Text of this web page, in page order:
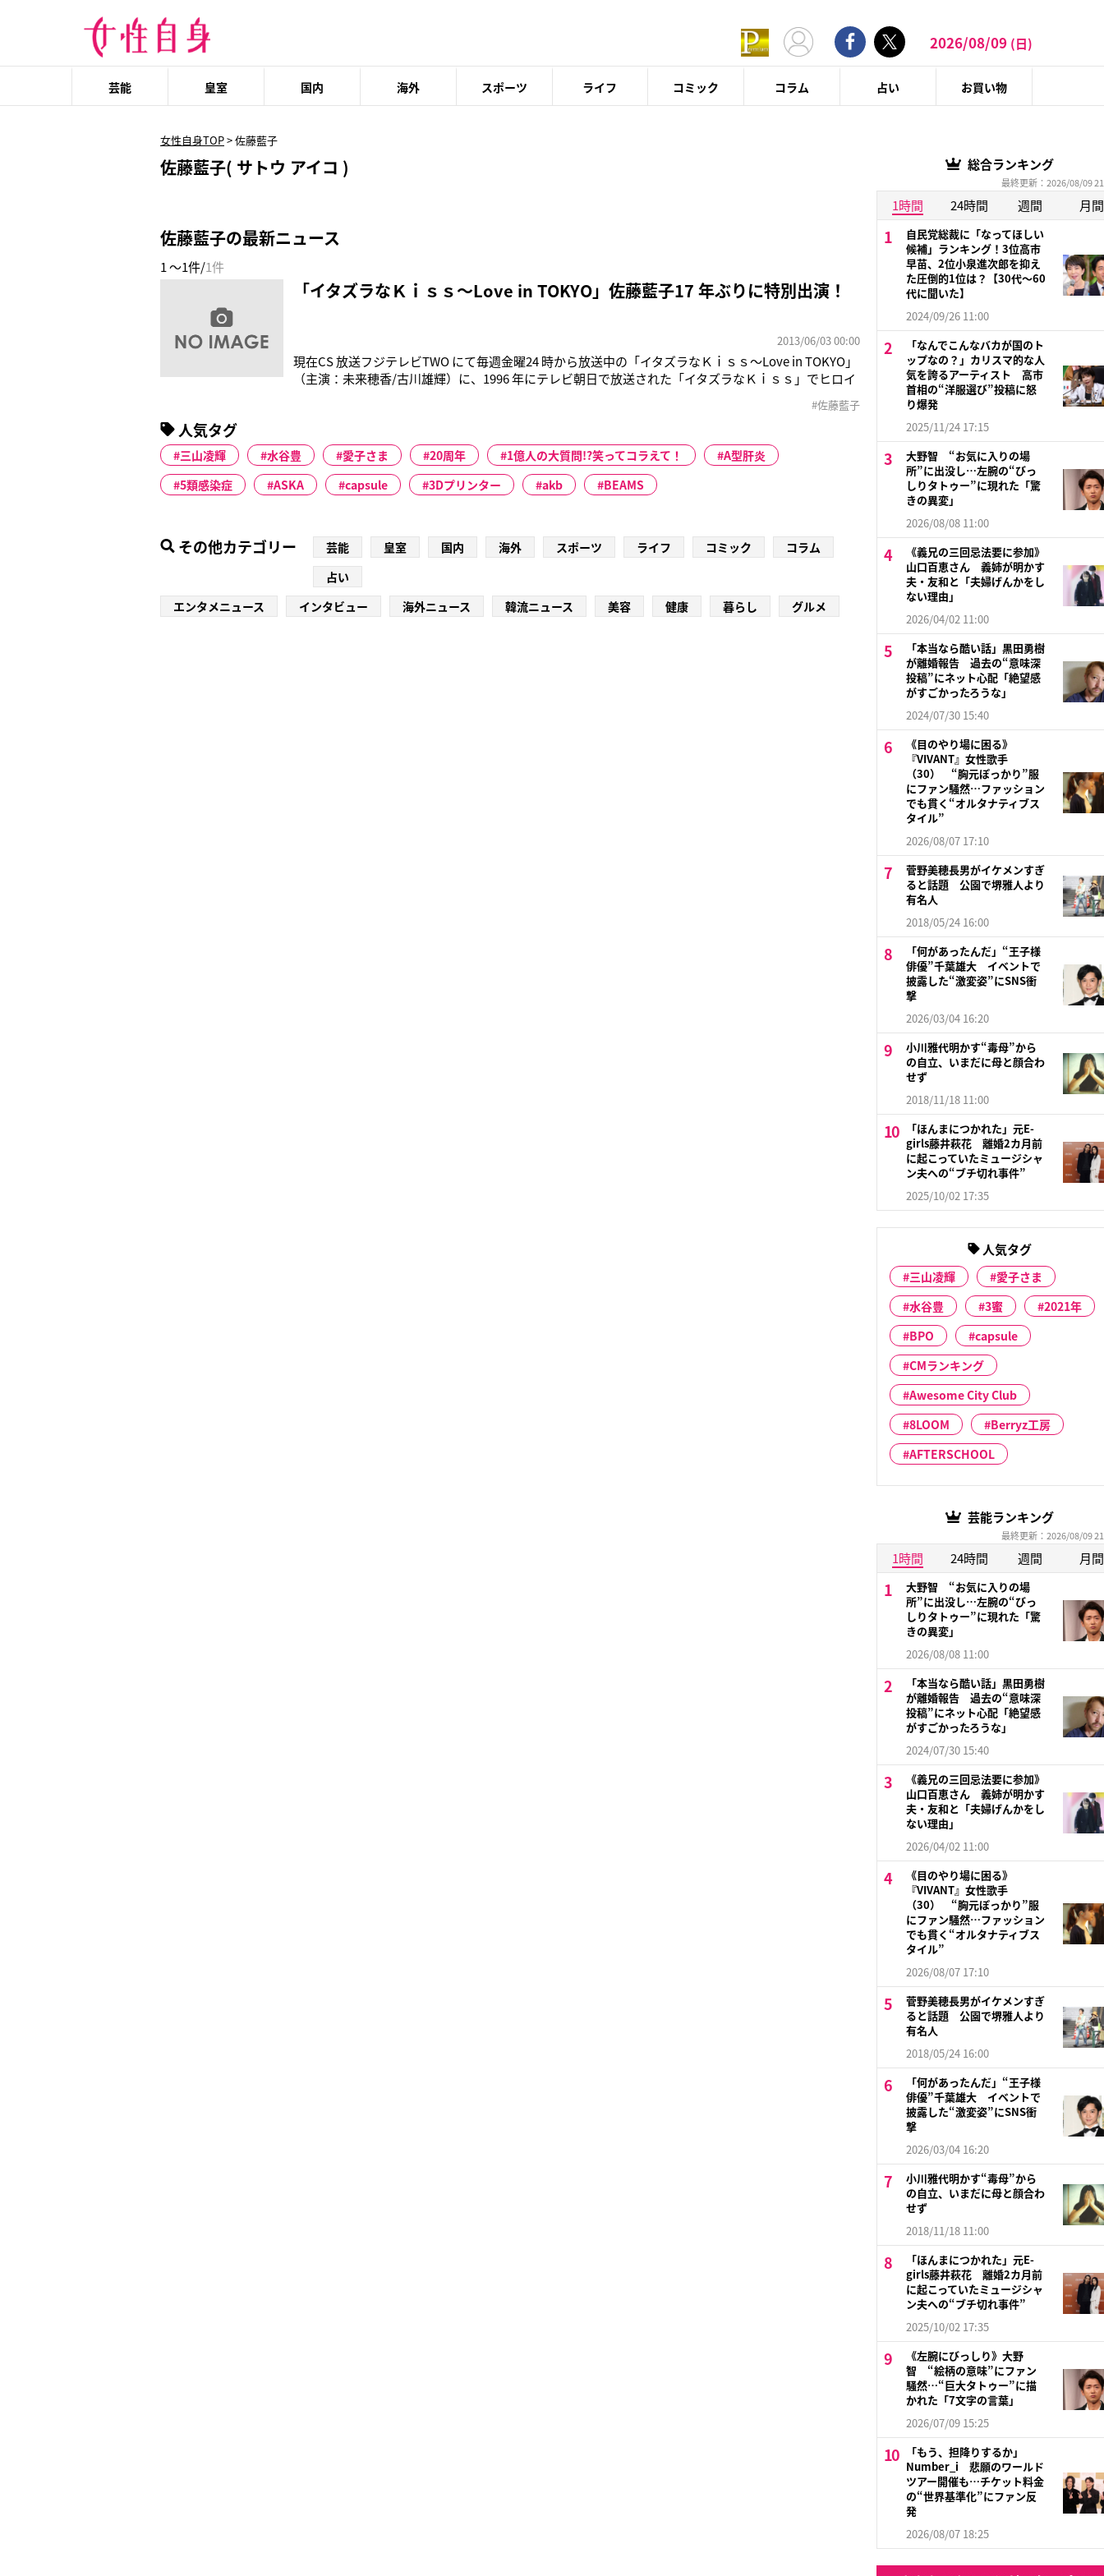
2026/08/09 (日)
芸能 皇室 国内 海外 スポーツ ライフ コミック コラム 占い お買い物
女性自身TOP>佐藤藍子
佐藤藍子( サトウ アイコ )
佐藤藍子の最新ニュース
1 ～1件/1件
「イタズラなＫｉｓｓ～Love in TOKYO」佐藤藍子17 年ぶりに特別出演！
2013/06/03 00:00
現在CS 放送フジテレビTWO にて毎週金曜24 時から放送中の「イタズラなＫｉｓｓ～Love in TOKYO」
（主演：未来穂香/古川雄輝）に、1996 年にテレビ朝日で放送された「イタズラなＫｉｓｓ」でヒロイ
おる原作の累計発行部数約3,000 万部を誇る日本の大ヒット少女漫画で、これまでに日本・台湾・韓
#佐藤藍子
人気タグ
三山凌輝 水谷豊 愛子さま 20周年 1億人の大質問!?笑ってコラえて！
A型肝炎
5類感染症
ASKA capsule 3Dプリンター akb BEAMS
その他カテゴリー 芸能 皇室 国内 海外 スポーツ ライフ コミック
コラム
占い
エンタメニュース
インタビュー 海外ニュース 韓流ニュース 美容 健康 暮らし グルメ
総合ランキング
最終更新：2026/08/09
1時間 24時間 週間 月間
自民党総裁に「なってほしい
候補」ランキング！3位高市
早苗、2位小泉進次郎を抑え
た圧倒的1位は？【30代〜60
代に聞いた】
2024/09/26 11:00
「なんでこんなバカが国のト
ップなの？」カリスマ的な人
気を誇るアーティスト 高市
首相の“洋服選び”投稿に怒
り爆発
2025/11/24 17:15
大野智 “お気に入りの場
所”に出没し…左腕の“びっ
しりタトゥー”に現れた「驚
きの異変」
2026/08/08 11:00
《義兄の三回忌法要に参加》
山口百恵さん 義姉が明かす
夫・友和と「夫婦げんかをし
ない理由」
2026/04/02 11:00
「本当なら酷い話」黒田勇樹
が離婚報告 過去の“意味深
投稿”にネット心配「絶望感
がすごかったろうな」
2024/07/30 15:40
《目のやり場に困る》
『VIVANT』女性歌手
（30） “胸元ぽっかり”服
にファン騒然…ファッション
でも貫く“オルタナティブス
タイル”
2026/08/07 17:10
菅野美穂長男がイケメンすぎ
ると話題 公園で堺雅人より
有名人
2018/05/24 16:00
「何があったんだ」“王子様
俳優”千葉雄大 イベントで
披露した“激変姿”にSNS衝
撃
2026/03/04 16:20
小川雅代明かす“毒母”から
の自立、いまだに母と顔合わ
せず
2018/11/18 11:00
「ほんまにつかれた」元E-
girls藤井萩花 離婚2カ月前
に起こっていたミュージシャ
ン夫への“ブチ切れ事件”
2025/10/02 17:35
人気タグ
三山凌輝
愛子さま
水谷豊
3蜜
2021年
BPO
capsule
CMランキング
Awesome City Club
8LOOM
Berryz工房
AFTERSCHOOL
芸能ランキング
最終更新：2026/08/09
1時間 24時間 週間 月間
大野智 “お気に入りの場
所”に出没し…左腕の“びっ
しりタトゥー”に現れた「驚
きの異変」
2026/08/08 11:00
「本当なら酷い話」黒田勇樹
が離婚報告 過去の“意味深
投稿”にネット心配「絶望感
がすごかったろうな」
2024/07/30 15:40
《義兄の三回忌法要に参加》
山口百恵さん 義姉が明かす
夫・友和と「夫婦げんかをし
ない理由」
2026/04/02 11:00
《目のやり場に困る》
『VIVANT』女性歌手
（30） “胸元ぽっかり”服
にファン騒然…ファッション
でも貫く“オルタナティブス
タイル”
2026/08/07 17:10
菅野美穂長男がイケメンすぎ
ると話題 公園で堺雅人より
有名人
2018/05/24 16:00
「何があったんだ」“王子様
俳優”千葉雄大 イベントで
披露した“激変姿”にSNS衝
撃
2026/03/04 16:20
小川雅代明かす“毒母”から
の自立、いまだに母と顔合わ
せず
2018/11/18 11:00
「ほんまにつかれた」元E-
girls藤井萩花 離婚2カ月前
に起こっていたミュージシャ
ン夫への“ブチ切れ事件”
2025/10/02 17:35
《左腕にびっしり》大野
智 “絵柄の意味”にファン
騒然…“巨大タトゥー”に描
かれた「7文字の言葉」
2026/07/09 15:25
「もう、担降りするか」
Number_i 悲願のワールド
ツアー開催も…チケット料金
の“世界基準化”にファン反
発
2026/08/07 18:25